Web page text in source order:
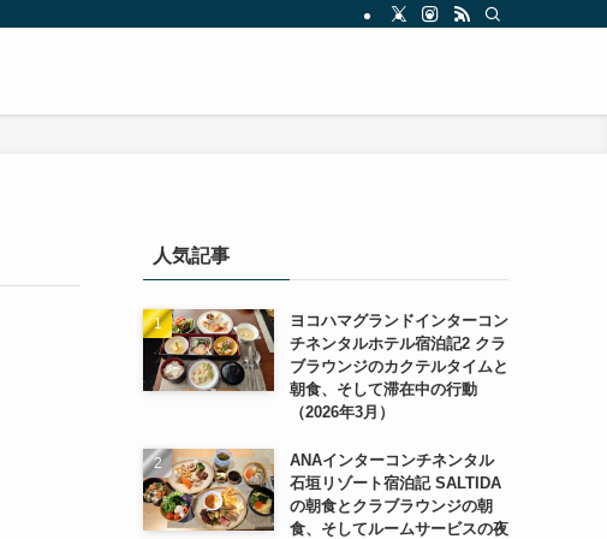
人気記事
ヨコハマグランドインターコン
チネンタルホテル宿泊記2 クラ
ブラウンジのカクテルタイムと
朝食、そして滞在中の行動
（2026年3月）
ANAインターコンチネンタル
石垣リゾート宿泊記 SALTIDA
の朝食とクラブラウンジの朝
食、そしてルームサービスの夜